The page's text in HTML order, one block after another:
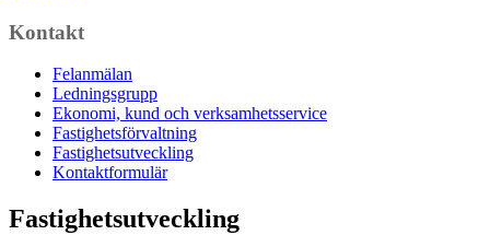
Kontakt
Felanmälan
Ledningsgrupp
Ekonomi, kund och verksamhetsservice
Fastighetsförvaltning
Fastighetsutveckling
Kontaktformulär
Fastighetsutveckling